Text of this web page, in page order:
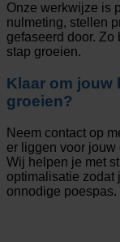
Onze werkwijze is
nulmeting, stellen
gefaseerd door.
stap groeien.
Klaar om jouw
groeien?
Neem contact op
er liggen voor
Wij helpen je met
optimalisatie zodat
onnodige poespas.